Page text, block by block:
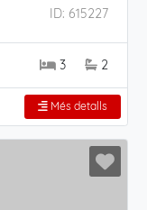
ID: 615227
3 2
Més detalls